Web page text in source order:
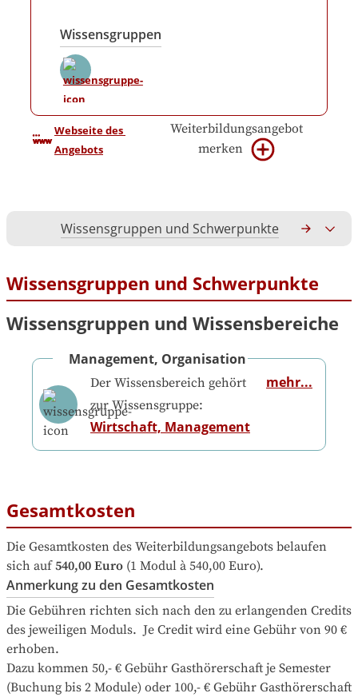
Wissensgruppen
Webseite des
Angebots
Weiterbildungsangebot
merken
Wissensgruppen und Schwerpunkte
Wissensgruppen und Schwerpunkte
Wissensgruppen und Wissensbereiche
Management, Organisation
Der Wissensbereich gehört
zur Wissensgruppe:
Wirtschaft, Management
mehr...
Gesamtkosten
Die Gesamtkosten des Weiterbildungsangebots belaufen
sich auf 540,00 Euro (1 Modul à 540,00 Euro).
Anmerkung zu den Gesamtkosten
Die Gebühren richten sich nach den zu erlangenden Credits
des jeweiligen Moduls.  Je Credit wird eine Gebühr von 90 €
erhoben.
Dazu kommen 50,- € Gebühr Gasthörerschaft je Semester
(Buchung bis 2 Module) oder 100,- € Gebühr Gasthörerschaft